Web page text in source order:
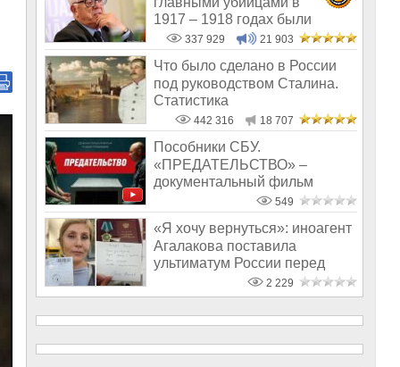
1917 – 1918 годах были
латыши и евреи, а не русс
337 929 21 903
Что было сделано в России
под руководством Сталина.
Статистика
442 316 18 707
Пособники СБУ.
«ПРЕДАТЕЛЬСТВО» –
документальный фильм
Андрея Медведева549
«Я хочу вернуться»: иноагент
Агалакова поставила
ультиматум России перед
2 229